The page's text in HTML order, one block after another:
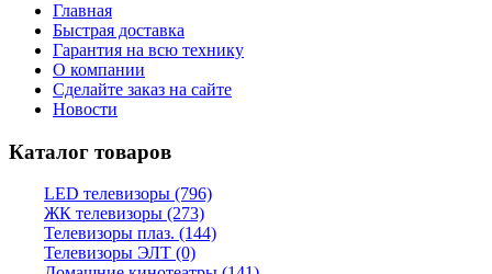
Главная
Быстрая доставка
Гарантия на всю технику
О компании
Сделайте заказ на сайте
Новости
Каталог товаров
LED телевизоры (796)
ЖК телевизоры (273)
Телевизоры плаз. (144)
Телевизоры ЭЛТ (0)